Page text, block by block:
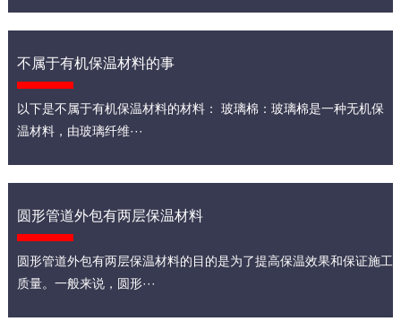
不属于有机保温材料的事
以下是不属于有机保温材料的材料： 玻璃棉：玻璃棉是一种无机保
温材料，由玻璃纤维···
圆形管道外包有两层保温材料
圆形管道外包有两层保温材料的目的是为了提高保温效果和保证施工
质量。一般来说，圆形···